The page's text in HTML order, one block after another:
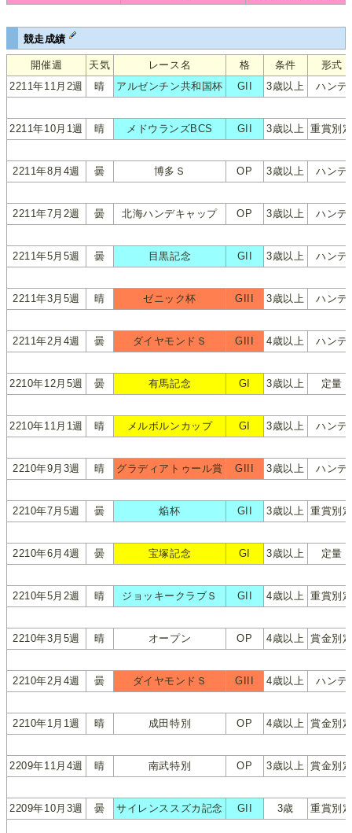
競走成績
開催週 天気 レース名 格 条件
形式
2211年11月2週
晴 アルゼンチン共和国杯 GII 3歳以上 ハンデ
2211年10月1週 晴 メドウランズBCS GII 3歳以上 重賞別
2211年8月4週 曇 博多Ｓ OP 3歳以上 ハンデ
2211年7月2週 曇 北海ハンデキャップ OP 3歳以上 ハンデ
2211年5月5週 曇 目黒記念 GII 3歳以上 ハンデ
2211年3月5週 晴 ゼニック杯 GIII 3歳以上 ハンデ
2211年2月4週 曇 ダイヤモンドＳ GIII 4歳以上 ハンデ
2210年12月5週 曇 有馬記念 GI 3歳以上 定量
2210年11月1週 晴 メルボルンカップ GI 3歳以上 ハンデ
2210年9月3週 晴 グラディアトゥール賞 GIII 3歳以上 ハンデ
2210年7月5週 曇 焔杯 GII 3歳以上 重賞別
2210年6月4週 曇 宝塚記念 GI 3歳以上 定量
2210年5月2週 晴 ジョッキークラブＳ GII 4歳以上 重賞別
2210年3月5週 晴 オープン OP 4歳以上 賞金別
2210年2月4週 曇 ダイヤモンドＳ GIII 4歳以上 ハンデ
2210年1月1週 晴 成田特別 OP 4歳以上 賞金別
2209年11月4週 晴 南武特別 OP 3歳以上 賞金別
2209年10月3週 曇 サイレンススズカ記念 GII 3歳 重賞別